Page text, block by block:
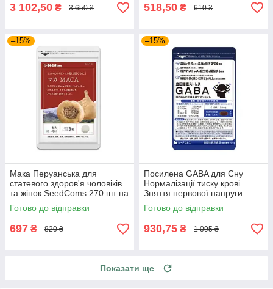
3 102,50 ₴ 3 650 ₴ 518,50 ₴ 610 ₴
–15%
Мака Перуанська для
статевого здоров'я чоловіків
та жінок SeedComs 270 шт на
3 місяці прийому
Готово до відправки
697 ₴ 820 ₴
–15%
Посилена GABA для Сну
Нормалізації тиску крові
Зняття нервової напруги
Габа SeedComs 30 шт на 1
місяць прийому
Готово до відправки
930,75 ₴ 1 095 ₴
Показати ще